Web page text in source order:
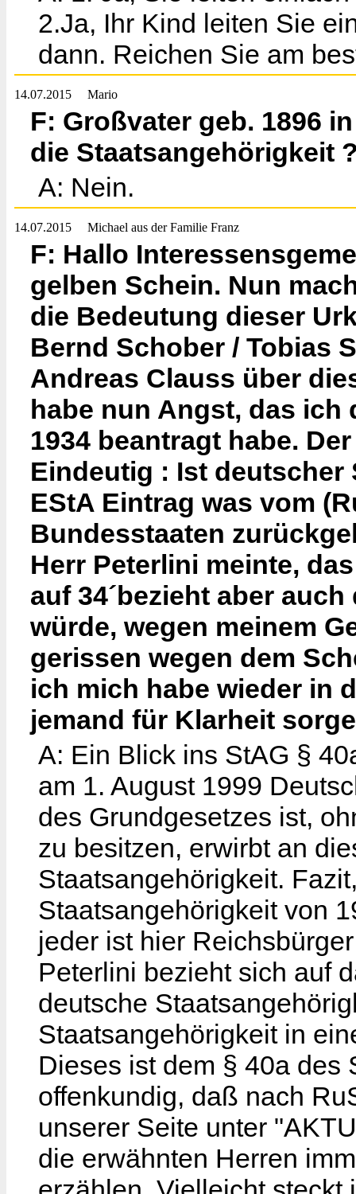
2.Ja, Ihr Kind leiten Sie
dann. Reichen Sie am
14.07.2015 Mario
F: Großvater geb. 1896
die Staatsangehörigkeit
A: Nein.
14.07.2015 Michael aus der Familie Franz
F: Hallo
gelben Schein. Nun
die Bedeutung dieser
Bernd Schober / Tobias
Andreas Clauss über
habe nun Angst, das
1934 beantragt habe.
Eindeutig : Ist deutscher
EStA Eintrag was vom
Bundesstaaten
Herr Peterlini meinte,
auf 34´bezieht aber
würde, wegen meinem
gerissen wegen dem
ich mich habe wieder in
jemand für Klarheit
A: Ein Blick ins StAG §
am 1. August 1999
des Grundgesetzes ist,
zu besitzen, erwirbt an
Staatsangehörigkeit.
Staatsangehörigkeit von
jeder ist hier
Peterlini bezieht sich auf
deutsche
Staatsangehörigkeit in
Dieses ist dem § 40a des
offenkundig, daß nach
unserer Seite unter
die erwähnten Herren